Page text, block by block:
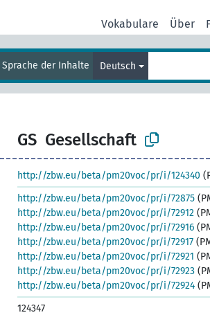
Vokabulare Über
Sprache der Inhalte Deutsch
GS Gesellschaft
http://zbw.eu/beta/pm20voc/pr/i/124340
http://zbw.eu/beta/pm20voc/pr/i/72875
http://zbw.eu/beta/pm20voc/pr/i/72912
http://zbw.eu/beta/pm20voc/pr/i/72916
http://zbw.eu/beta/pm20voc/pr/i/72917
http://zbw.eu/beta/pm20voc/pr/i/72921
http://zbw.eu/beta/pm20voc/pr/i/72923
http://zbw.eu/beta/pm20voc/pr/i/72924
124347